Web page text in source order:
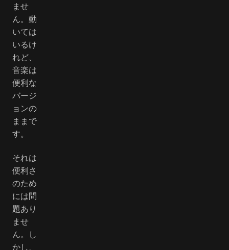
ませ
ん。動
いては
いるけ
れど、
音楽は
便利な
バージ
ョンの
ままで
す。
それは
便利さ
のため
には問
題あり
ませ
ん。し
かし、